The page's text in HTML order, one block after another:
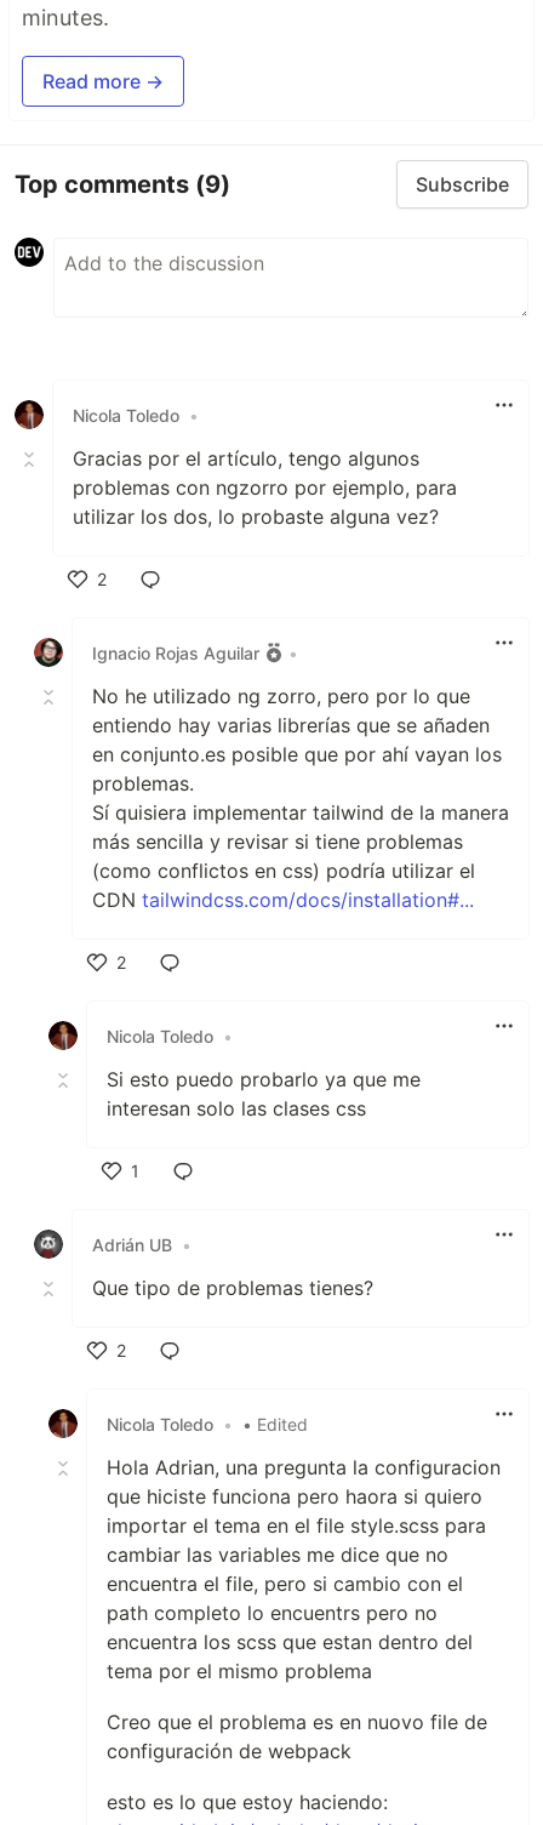
minutes.
Read more →
Top comments (9) Subscribe
Nicola Toledo •
Gracias por el artículo, tengo algunos
problemas con ngzorro por ejemplo, para
utilizar los dos, lo probaste alguna vez?
2
Ignacio Rojas Aguilar
•
No he utilizado ng zorro, pero por lo que
entiendo hay varias librerías que se añaden
en conjunto.es posible que por ahí vayan los
problemas.
Sí quisiera implementar tailwind de la manera
más sencilla y revisar si tiene problemas
(como conflictos en css) podría utilizar el
CDN tailwindcss.com/docs/installation#...
2
Nicola Toledo •
Si esto puedo probarlo ya que me
interesan solo las clases css
1
Adrián UB •
Que tipo de problemas tienes?
2
Nicola Toledo • • Edited
Hola Adrian, una pregunta la configuracion
que hiciste funciona pero haora si quiero
importar el tema en el file style.scss para
cambiar las variables me dice que no
encuentra el file, pero si cambio con el
path completo lo encuentrs pero no
encuentra los scss que estan dentro del
tema por el mismo problema
Creo que el problema es en nuovo file de
configuración de webpack
esto es lo que estoy haciendo: